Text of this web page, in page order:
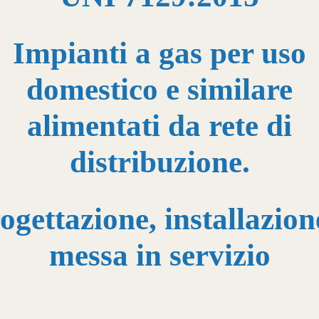
Impianti a gas per uso
domestico e similare
alimentati da rete di
distribuzione.
messa in servizio